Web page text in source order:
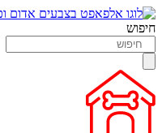
חיפוש